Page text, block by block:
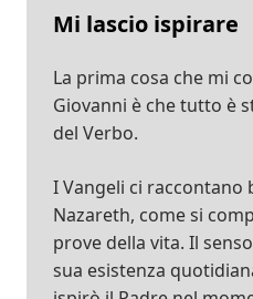
Mi lascio ispirare
La prima cosa che mi
Giovanni è che tutto è
del Verbo.
I Vangeli ci raccontano
Nazareth, come si
prove della vita. Il
sua esistenza